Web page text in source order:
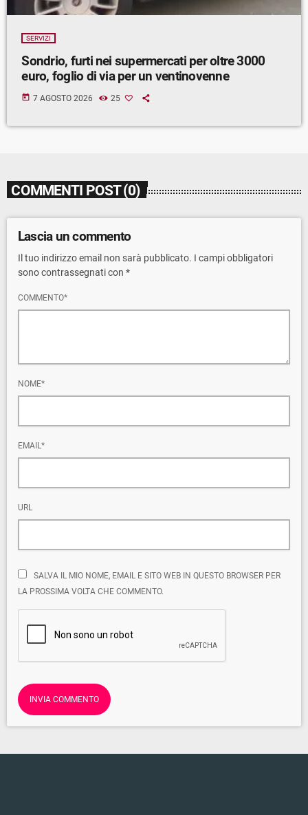
SERVIZI
Sondrio, furti nei supermercati per oltre 3000
euro, foglio di via per un ventinovenne
today 7 AGOSTO 2026 25
COMMENTI POST (0)
Lascia un commento
Il tuo indirizzo email non sarà pubblicato. I campi obbligatori
sono contrassegnati con *
COMMENTO*
NOME*
EMAIL*
URL
SALVA IL MIO NOME, EMAIL E SITO WEB IN QUESTO BROWSER PER
LA PROSSIMA VOLTA CHE COMMENTO.